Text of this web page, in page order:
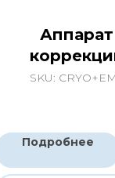
Аппарат
фигуры
SKU:
Подробнее